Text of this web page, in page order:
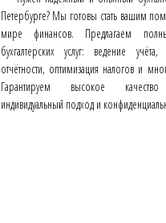
Петербурге? Мы готовы стать вашим
мире финансов. Предлагаем
бухгалтерских услуг: ведение учёта,
отчётности, оптимизация налогов и
Гарантируем высокое
индивидуальный подход и